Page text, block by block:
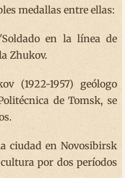
medallas entre ellas:
en la línea de
Zhukov.
(1922-1957) geólogo
de Tomsk, se
ciudad en Novosibirsk
por dos períodos